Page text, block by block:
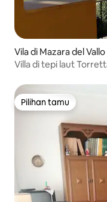
Vila di Mazara del Vallo
Villa di tepi laut
Pilihan tamu
Pilihan tamu